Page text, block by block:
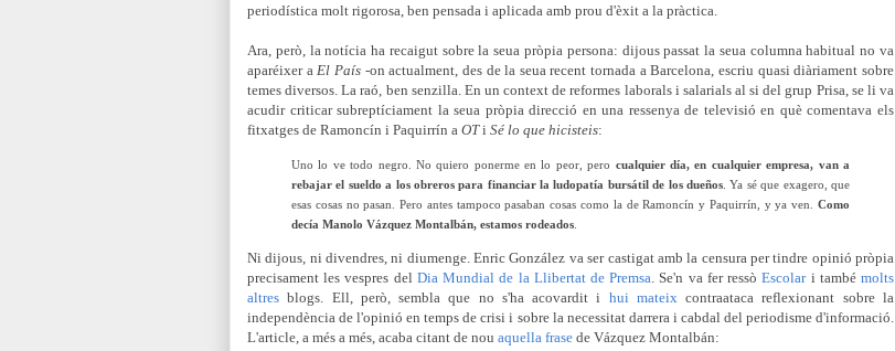
periodística molt rigorosa, ben pensada i aplicada amb prou d'èxit a la pràctica.
Ara, però, la notícia ha recaigut sobre la seua pròpia persona: dijous passat la seua columna habitual no va
aparéixer aEl País -on actualment, des de la seua recent tornada a Barcelona, escriu quasi diàriament sobre
temes diversos. La raó, ben senzilla. En un context de reformes laborals i salarials al si del grup Prisa, se li va
acudir criticar subreptíciament la seua pròpia direcció en una ressenya de televisió en què comentava els
fitxatges de Ramoncín i Paquirrín a OTi Sé lo que hicisteis:
Uno lo ve todo negro. No quiero ponerme en lo peor, pero cualquier día, en cualquier empresa, van a
rebajar el sueldo a los obreros para financiar la ludopatía bursátil de los dueños . Ya sé que exagero, que
esas cosas no pasan. Pero antes tampoco pasaban cosas como la de Ramoncín y Paquirrín, y ya ven. Como
decía Manolo Vázquez Montalbán, estamos rodeados
Ni dijous, ni divendres, ni diumenge. Enric González va ser castigat amb la censura per tindre opinió pròpia
precisament les vespres del Dia Mundial de la Llibertat de Premsa. Se'n va fer ressòEscolari tambémolts
altres blogs. Ell, però, sembla que no s'ha acovardit i hui mateixcontraataca reflexionant sobre la
independència de l'opinió en temps de crisi i sobre la necessitat darrera i cabdal del periodisme d'informació.
L'article, a més a més, acaba citant de nou aquella frase de Vázquez Montalbán: